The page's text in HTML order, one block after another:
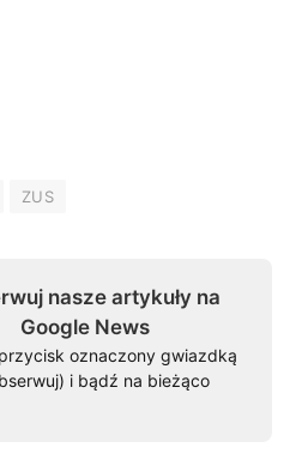
ZUS
nasze artykuły na
Google News
oznaczony gwiazdką
i bądź na bieżąco